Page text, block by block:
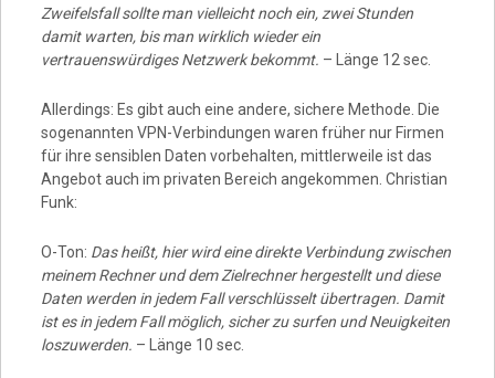
Zweifelsfall sollte man vielleicht noch ein, zwei Stunden
damit warten, bis man wirklich wieder ein
vertrauenswürdiges Netzwerk bekommt. – Länge 12 sec.
Allerdings: Es gibt auch eine andere, sichere Methode. Die
sogenannten VPN-Verbindungen waren früher nur Firmen
für ihre sensiblen Daten vorbehalten, mittlerweile ist das
Angebot auch im privaten Bereich angekommen. Christian
Funk:
O-Ton: Das heißt, hier wird eine direkte Verbindung zwischen
meinem Rechner und dem Zielrechner hergestellt und diese
Daten werden in jedem Fall verschlüsselt übertragen. Damit
ist es in jedem Fall möglich, sicher zu surfen und Neuigkeiten
loszuwerden. – Länge 10 sec.